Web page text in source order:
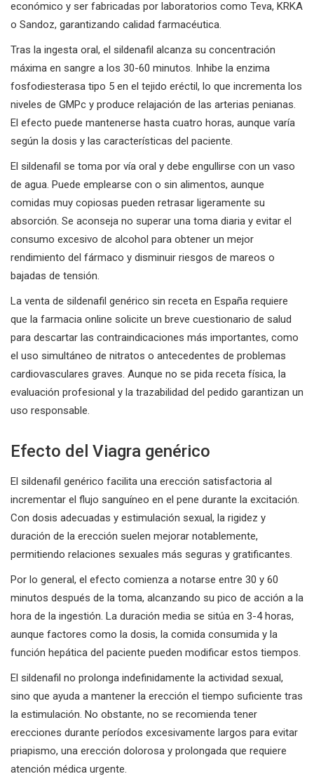
económico y ser fabricadas por laboratorios como Teva, KRKA
o Sandoz, garantizando calidad farmacéutica.
Tras la ingesta oral, el sildenafil alcanza su concentración
máxima en sangre a los 30-60 minutos. Inhibe la enzima
fosfodiesterasa tipo 5 en el tejido eréctil, lo que incrementa los
niveles de GMPc y produce relajación de las arterias penianas.
El efecto puede mantenerse hasta cuatro horas, aunque varía
según la dosis y las características del paciente.
El sildenafil se toma por vía oral y debe engullirse con un vaso
de agua. Puede emplearse con o sin alimentos, aunque
comidas muy copiosas pueden retrasar ligeramente su
absorción. Se aconseja no superar una toma diaria y evitar el
consumo excesivo de alcohol para obtener un mejor
rendimiento del fármaco y disminuir riesgos de mareos o
bajadas de tensión.
La venta de sildenafil genérico sin receta en España requiere
que la farmacia online solicite un breve cuestionario de salud
para descartar las contraindicaciones más importantes, como
el uso simultáneo de nitratos o antecedentes de problemas
cardiovasculares graves. Aunque no se pida receta física, la
evaluación profesional y la trazabilidad del pedido garantizan un
uso responsable.
Efecto del Viagra genérico
El sildenafil genérico facilita una erección satisfactoria al
incrementar el flujo sanguíneo en el pene durante la excitación.
Con dosis adecuadas y estimulación sexual, la rigidez y
duración de la erección suelen mejorar notablemente,
permitiendo relaciones sexuales más seguras y gratificantes.
Por lo general, el efecto comienza a notarse entre 30 y 60
minutos después de la toma, alcanzando su pico de acción a la
hora de la ingestión. La duración media se sitúa en 3-4 horas,
aunque factores como la dosis, la comida consumida y la
función hepática del paciente pueden modificar estos tiempos.
El sildenafil no prolonga indefinidamente la actividad sexual,
sino que ayuda a mantener la erección el tiempo suficiente tras
la estimulación. No obstante, no se recomienda tener
erecciones durante períodos excesivamente largos para evitar
priapismo, una erección dolorosa y prolongada que requiere
atención médica urgente.